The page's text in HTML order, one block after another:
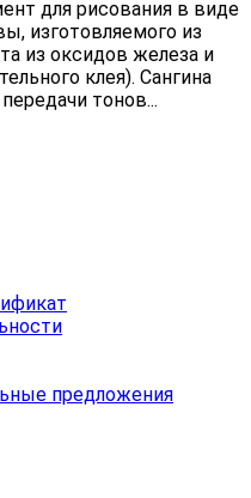
для рисования в виде
изготовляемого из
из оксидов железа и
клея). Сангина
тонов...
предложения